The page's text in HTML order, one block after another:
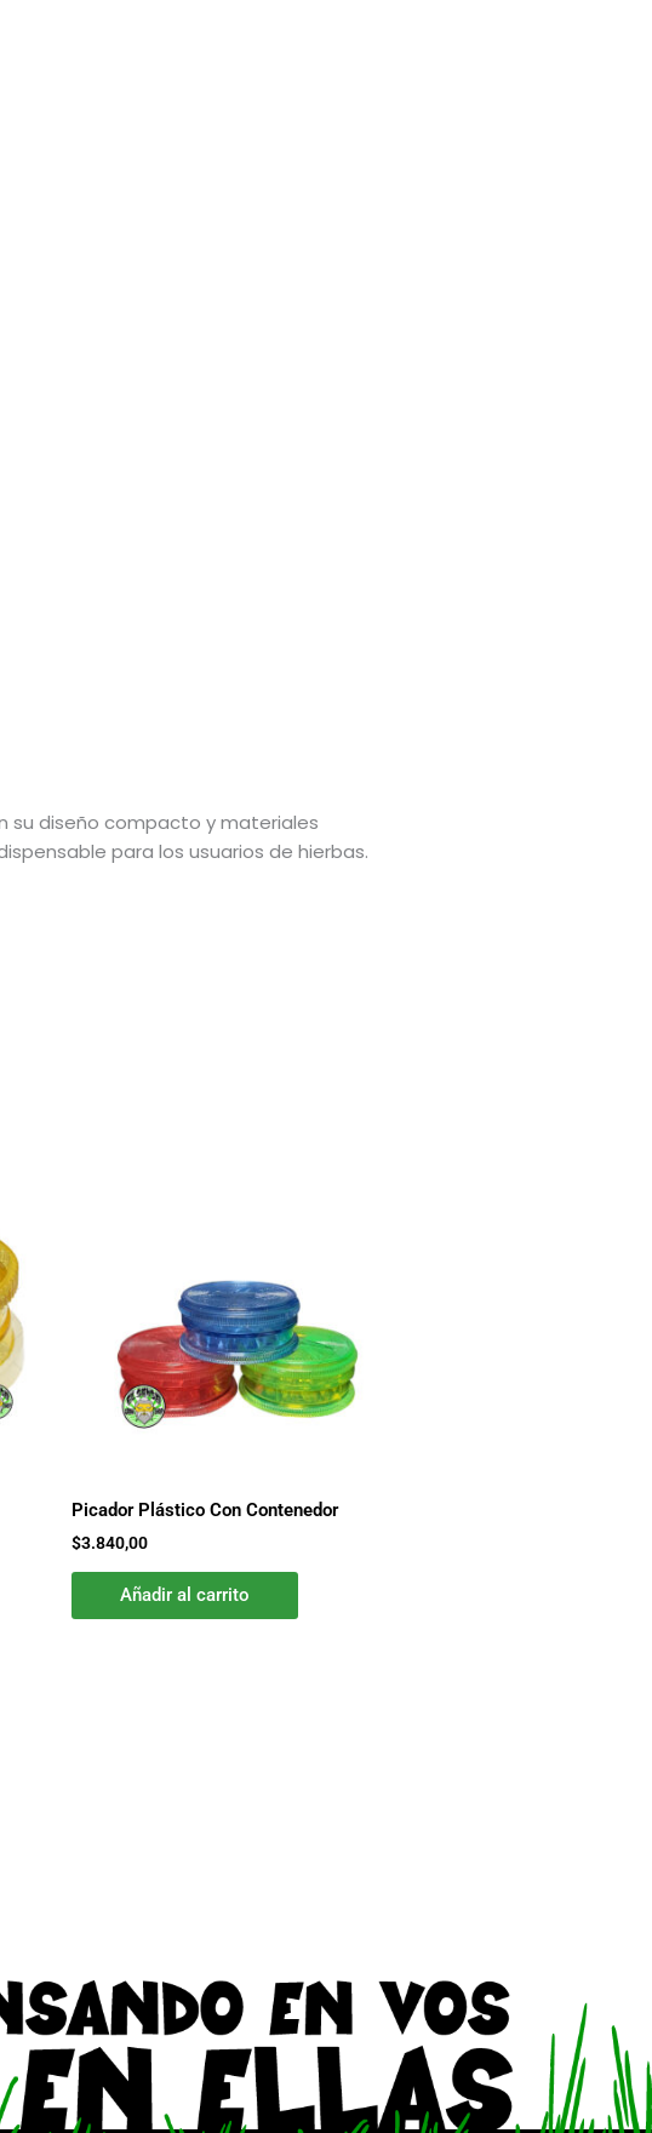
su diseño compacto y materiales
para los usuarios de hierbas.
Picador Plástico Con Contenedor
$3.840,00
Añadir al carrito